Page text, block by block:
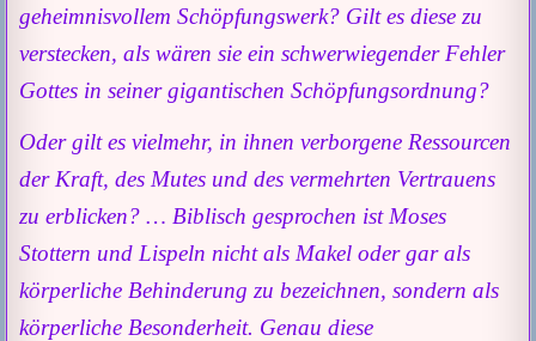
geheimnisvollem Schöpfungswerk? Gilt es diese zu
verstecken, als wären sie ein schwerwiegender Fehler
Gottes in seiner gigantischen Schöpfungsordnung?
Oder gilt es vielmehr, in ihnen verborgene Ressourcen
der Kraft, des Mutes und des vermehrten Vertrauens
zu erblicken? … Biblisch gesprochen ist Moses
Stottern und Lispeln nicht als Makel oder gar als
körperliche Behinderung zu bezeichnen, sondern als
körperliche Besonderheit. Genau diese